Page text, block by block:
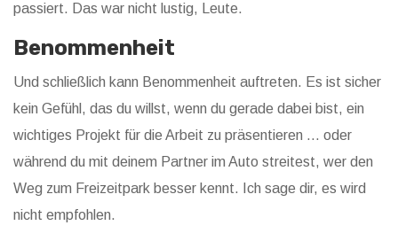
passiert. Das war nicht lustig, Leute.
Benommenheit
Und schließlich kann Benommenheit auftreten. Es ist sicher
kein Gefühl, das du willst, wenn du gerade dabei bist, ein
wichtiges Projekt für die Arbeit zu präsentieren ... oder
während du mit deinem Partner im Auto streitest, wer den
Weg zum Freizeitpark besser kennt. Ich sage dir, es wird
nicht empfohlen.